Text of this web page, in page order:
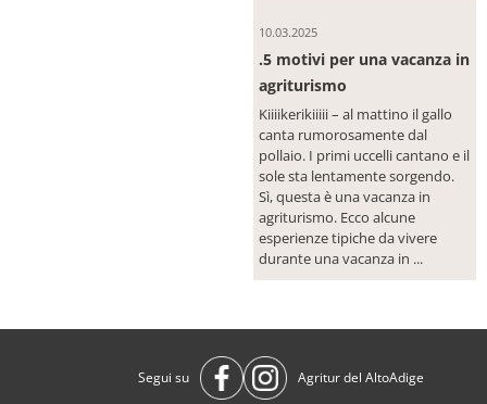
10.03.2025
.5 motivi per una vacanza in
agriturismo
Kiiiikerikiiiii – al mattino il gallo
canta rumorosamente dal
pollaio. I primi uccelli cantano e il
sole sta lentamente sorgendo.
Sì, questa è una vacanza in
agriturismo. Ecco alcune
esperienze tipiche da vivere
durante una vacanza in ...
Segui su Agritur del AltoAdige